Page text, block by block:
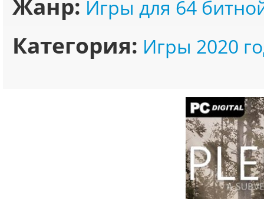
Жанр: Игры для 64
Категория: Игры 2020